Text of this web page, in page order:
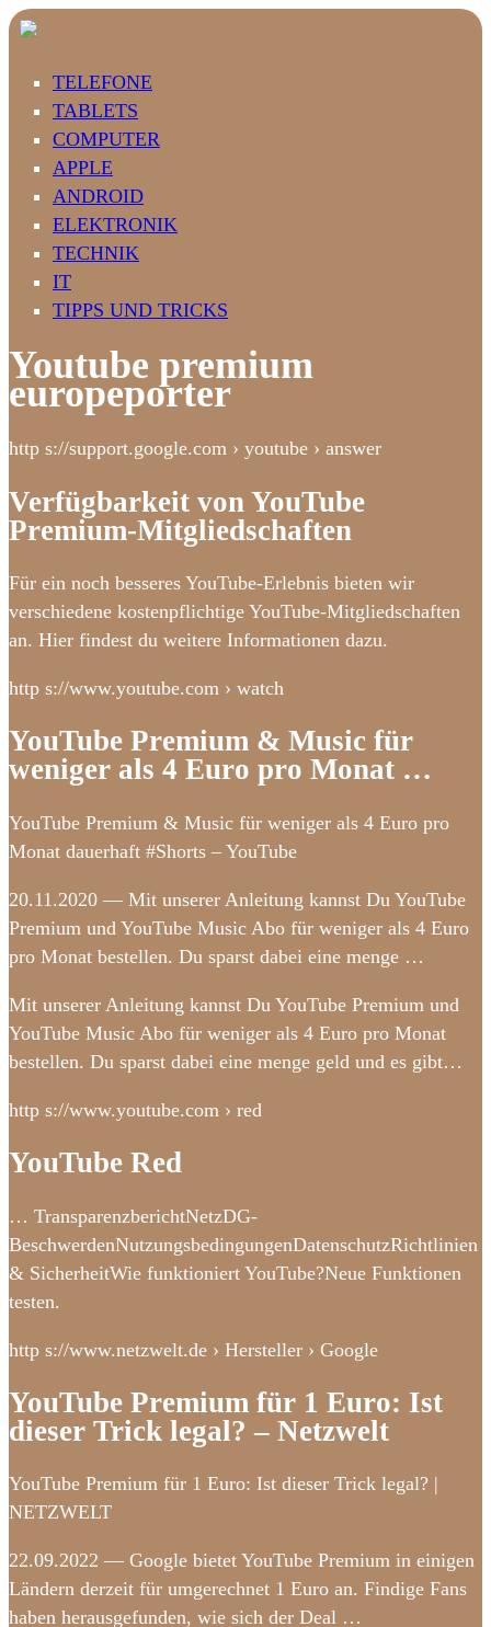
TELEFONE
TABLETS
COMPUTER
APPLE
ANDROID
ELEKTRONIK
TECHNIK
IT
TIPPS UND TRICKS
Youtube premium
europeporter
http s://support.google.com › youtube › answer
Verfügbarkeit von YouTube
Premium-Mitgliedschaften
Für ein noch besseres YouTube-Erlebnis bieten wir
verschiedene kostenpflichtige YouTube-Mitgliedschaften
an. Hier findest du weitere Informationen dazu.
http s://www.youtube.com › watch
YouTube Premium & Music für
weniger als 4 Euro pro Monat …
YouTube Premium & Music für weniger als 4 Euro pro
Monat dauerhaft #Shorts – YouTube
20.11.2020 — Mit unserer Anleitung kannst Du YouTube
Premium und YouTube Music Abo für weniger als 4 Euro
pro Monat bestellen. Du sparst dabei eine menge …
Mit unserer Anleitung kannst Du YouTube Premium und
YouTube Music Abo für weniger als 4 Euro pro Monat
bestellen. Du sparst dabei eine menge geld und es gibt…
http s://www.youtube.com › red
YouTube Red
… TransparenzberichtNetzDG-
BeschwerdenNutzungsbedingungenDatenschutzRichtlinien
& SicherheitWie funktioniert YouTube?Neue Funktionen
testen.
http s://www.netzwelt.de › Hersteller › Google
YouTube Premium für 1 Euro: Ist
dieser Trick legal? – Netzwelt
YouTube Premium für 1 Euro: Ist dieser Trick legal? |
NETZWELT
22.09.2022 — Google bietet YouTube Premium in einigen
Ländern derzeit für umgerechnet 1 Euro an. Findige Fans
haben herausgefunden, wie sich der Deal …